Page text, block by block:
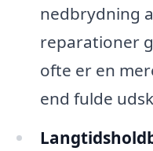
nedbrydning
reparationer
ofte er en
end fulde